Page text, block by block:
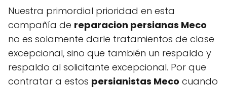
Nuestra primordial prioridad en esta
compañía de reparacion persianas Meco
no es solamente darle tratamientos de clase
excepcional, sino que también un respaldo y
respaldo al solicitante excepcional. Por que
contratar a estos persianistas Meco cuando